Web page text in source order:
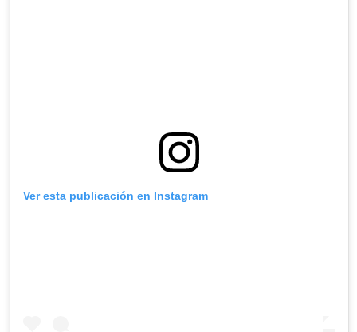
Ver esta publicación en Instagram